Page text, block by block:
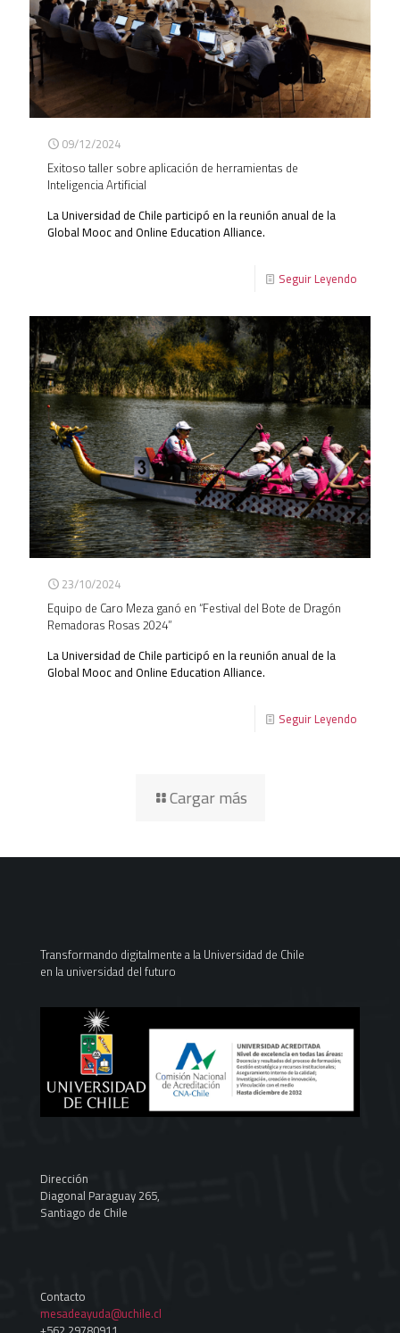
09/12/2024
Exitoso taller sobre aplicación de herramientas de
Inteligencia Artificial
La Universidad de Chile participó en la reunión anual de la
Global Mooc and Online Education Alliance.
Seguir Leyendo
23/10/2024
Equipo de Caro Meza ganó en “Festival del Bote de Dragón
Remadoras Rosas 2024”
La Universidad de Chile participó en la reunión anual de la
Global Mooc and Online Education Alliance.
Seguir Leyendo
Cargar más
Transformando digitalmente a la Universidad de Chile
en la universidad del futuro
Dirección
Diagonal Paraguay 265,
Santiago de Chile
Contacto
mesadeayuda@uchile.cl